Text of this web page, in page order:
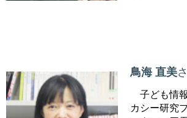
鳥海 直美
子ども情
カシー研究